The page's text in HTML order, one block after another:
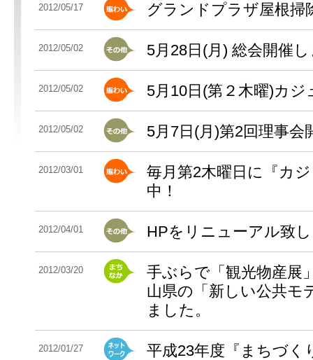
2012/05/17 グランドプラザ屋根掃
2012/05/02 5月28日(月) 総会開催
2012/05/02 5月10日(第２木曜)カ
2012/05/02 5月7日(月)第2回理事会
2012/03/01
毎月第2木曜日に『カ
中！
2012/04/01 HPをリニューアル致
2012/03/20
手ぶらで「観光物産展
山県の「新しい公共モ
ました。
2012/01/27
平成23年度『まちづく